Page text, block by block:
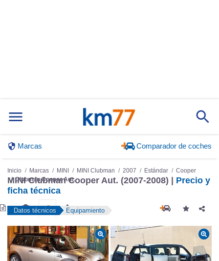
Marcas Comparador de coches
Inicio Marcas MINI MINI Clubman 2007 Estándar
Cooper
Clubman Cooper Aut.
MINI Clubman Cooper Aut. (2007-2008) | Precio y
ficha técnica
Datos técnicos Equipamiento